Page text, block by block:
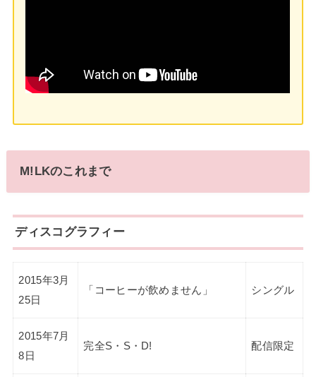
M!LKのこれまで
ディスコグラフィー
2015年3月
25日
「コーヒーが飲めません」 シングル
2015年7月
8日
完全S・S・D! 配信限定